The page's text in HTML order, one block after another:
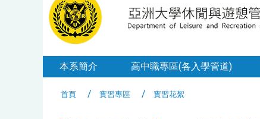
本系簡介 高中職專區(各入學管道)
首頁 實習專區 實習花絮